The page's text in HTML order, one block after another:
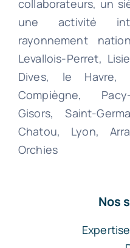
collaborateurs, un
une activité
rayonnement
Levallois-Perret,
Dives, le Havre,
Compiègne,
Gisors, Saint-
Chatou, Lyon,
Orchies
Nos